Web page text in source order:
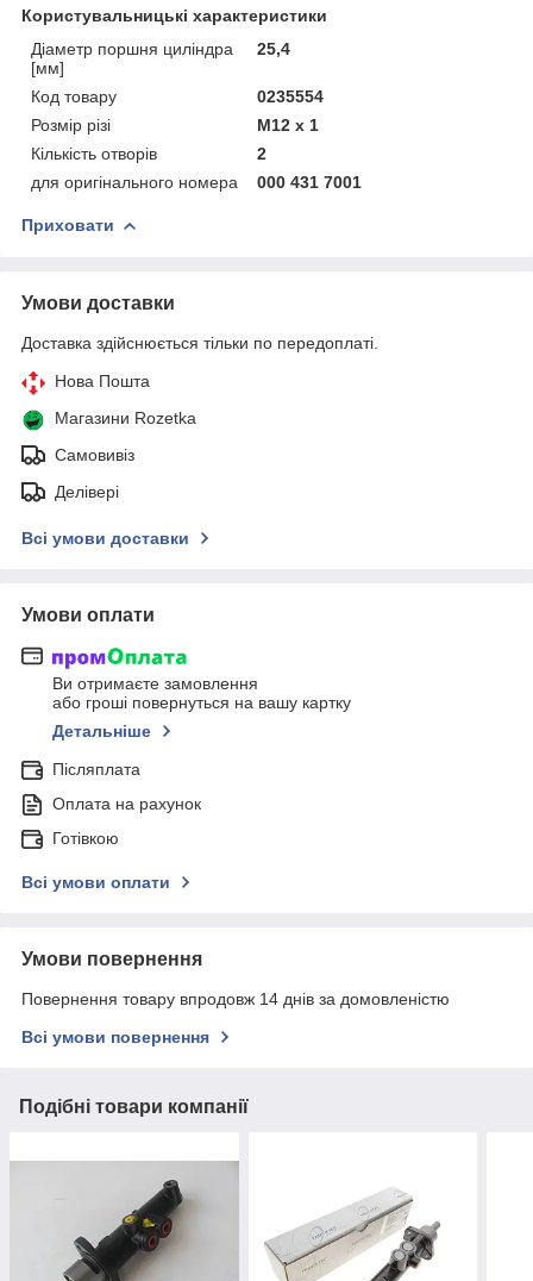
Користувальницькі характеристики
Діаметр поршня циліндра
[мм]
25,4
Код товару
0235554
Розмір різі
M12 x 1
Кількість отворів
2
для оригінального номера
000 431 7001
Приховати
Умови доставки
Доставка здійснюється тільки по передоплаті.
Нова Пошта
Магазини Rozetka
Самовивіз
Делівері
Всі умови доставки
Умови оплати
Ви отримаєте замовлення
або гроші повернуться на вашу картку
Детальніше
Післяплата
Оплата на рахунок
Готівкою
Всі умови оплати
Умови повернення
Повернення товару впродовж 14 днів за домовленістю
Всі умови повернення
Подібні товари компанії